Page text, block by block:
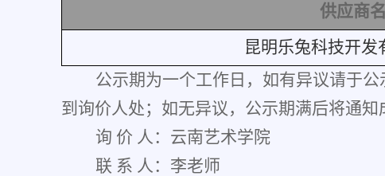
供应商
昆明乐兔科技开发
公示期为一个工作日，如有异议请于
到询价人处；如无异议，公示期满后将通知
询 价 人：云南艺术学院
联 系 人： 李老师